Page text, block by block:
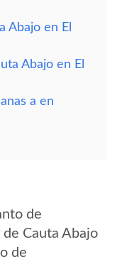
Abajo en El
Abajo en El
a en
de
Cauta Abajo
de